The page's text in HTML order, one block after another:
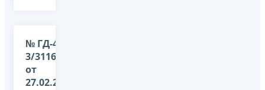
№ ГД-4-
3/3116@
от
27.02.2015